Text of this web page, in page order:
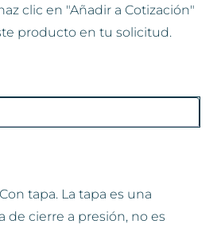
clic en "Añadir a Cotización"
producto en tu solicitud.
tapa. La tapa es una
de cierre a presión, no es